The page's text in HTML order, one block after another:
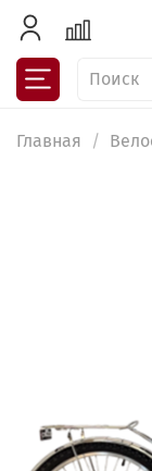
Главная